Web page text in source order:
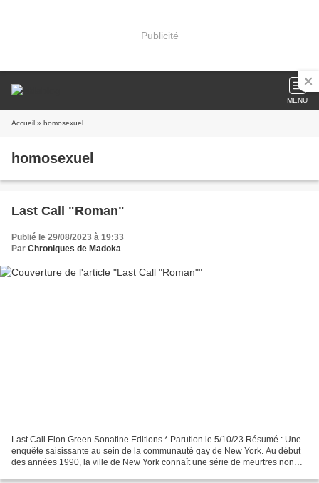
Publicité
MENU
Accueil » homosexuel
homosexuel
Last Call "Roman"
Publié le 29/08/2023 à 19:33
Par Chroniques de Madoka
Last Call Elon Green Sonatine Editions * Parution le 5/10/23 Résumé : Une
enquête saisissante au sein de la communauté gay de New York. Au début
des années 1990, la ville de New York connaît une série de meurtres non